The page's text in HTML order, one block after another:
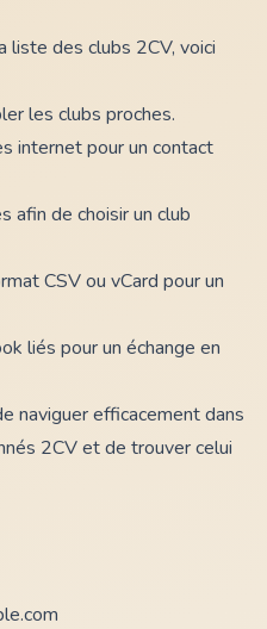
liste des clubs 2CV, voici
les clubs proches.
internet pour un contact
afin de choisir un club
CSV ou vCard pour un
liés pour un échange en
naviguer efficacement dans
2CV et de trouver celui